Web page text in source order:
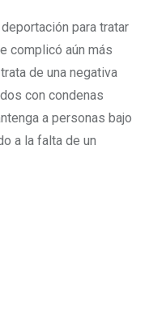
para tratar
complicó aún más
de una negativa
con condenas
a personas bajo
a la falta de un